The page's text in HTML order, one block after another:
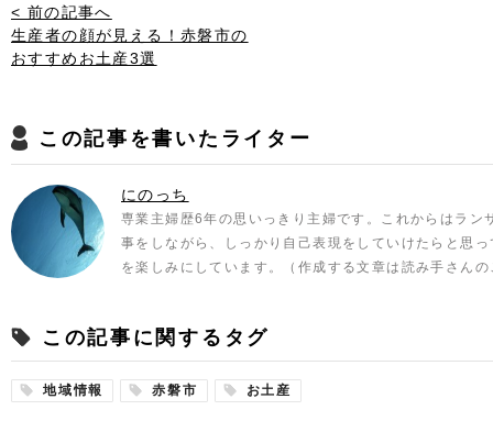
< 前の記事へ
生産者の顔が見える！赤磐市の
おすすめお土産3選
この記事を書いたライター
にのっち
専業主婦歴6年の思いっきり主婦です。これからはラン
事をしながら、しっかり自己表現をしていけたらと思
を楽しみにしています。（作成する文章は読み手さん
この記事に関するタグ
地域情報 赤磐市 お土産